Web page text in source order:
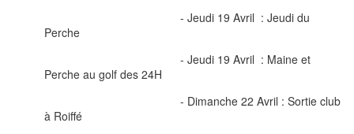
- Jeudi 19 Avril : Jeudi du
Perche
- Jeudi 19 Avril : Maine et
Perche au golf des 24H
- Dimanche 22 Avril : Sortie club
à Roiffé